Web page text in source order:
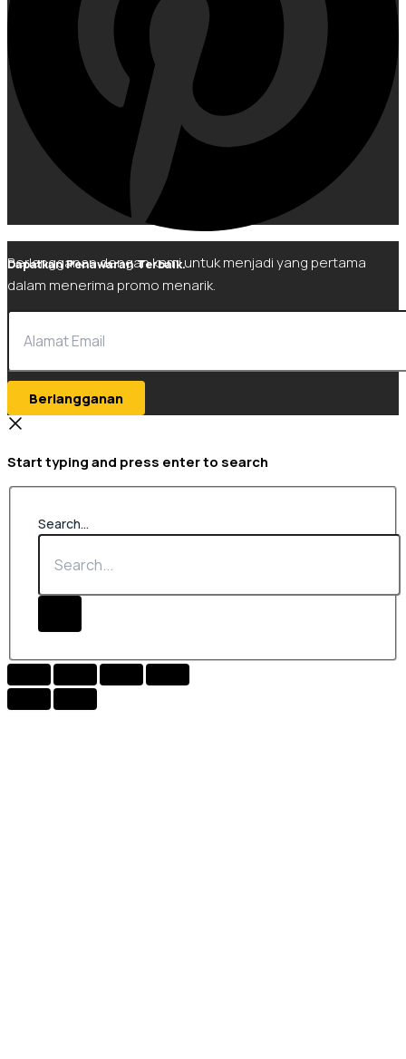
Dapatkan Penawaran Terbaik.
Berlangganan dengan kami untuk menjadi yang pertama
dalam menerima promo menarik.
Berlangganan
Start typing and press enter to search
Search...